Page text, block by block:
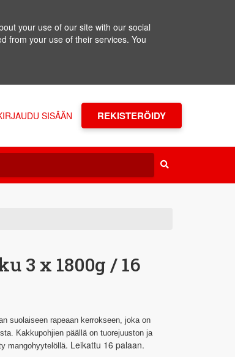
your use of our site with our social
from your use of their services. You
SISÄÄN REKISTERÖIDY
3 x 1800g / 16
suolaiseen rapeaan kerrokseen, joka on
Kakkupohjien päällä on tuorejuuston ja
mangohyytelöllä. Leikattu 16 palaan.